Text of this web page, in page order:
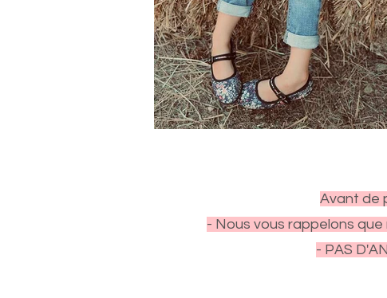
Avant de
- Nous vous rappelons que
- PAS